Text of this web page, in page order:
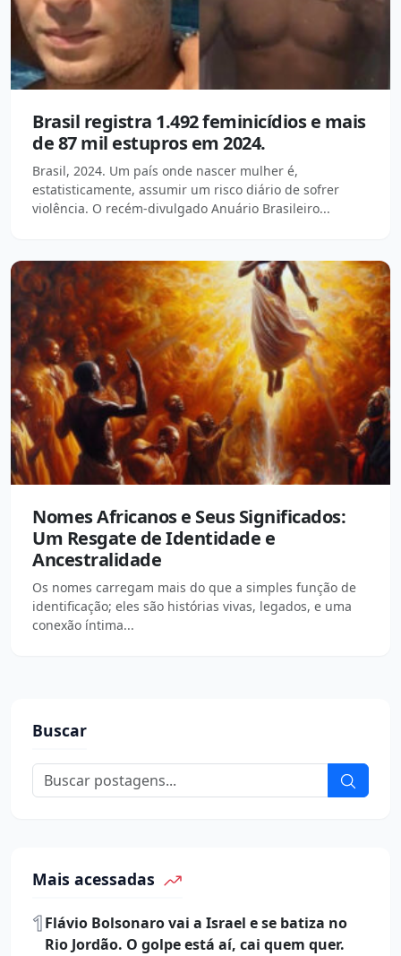
Brasil registra 1.492 feminicídios e mais
de 87 mil estupros em 2024.
Brasil, 2024. Um país onde nascer mulher é,
estatisticamente, assumir um risco diário de sofrer
violência. O recém-divulgado Anuário Brasileiro...
Nomes Africanos e Seus Significados:
Um Resgate de Identidade e
Ancestralidade
Os nomes carregam mais do que a simples função de
identificação; eles são histórias vivas, legados, e uma
conexão íntima...
Buscar
Mais acessadas
1Flávio Bolsonaro vai a Israel e se batiza no
Rio Jordão. O golpe está aí, cai quem quer.